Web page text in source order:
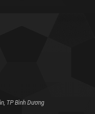
TP Bình Dương